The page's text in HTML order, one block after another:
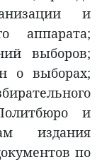
и
аппарата;
выборов;
о выборах;
и
издания
по